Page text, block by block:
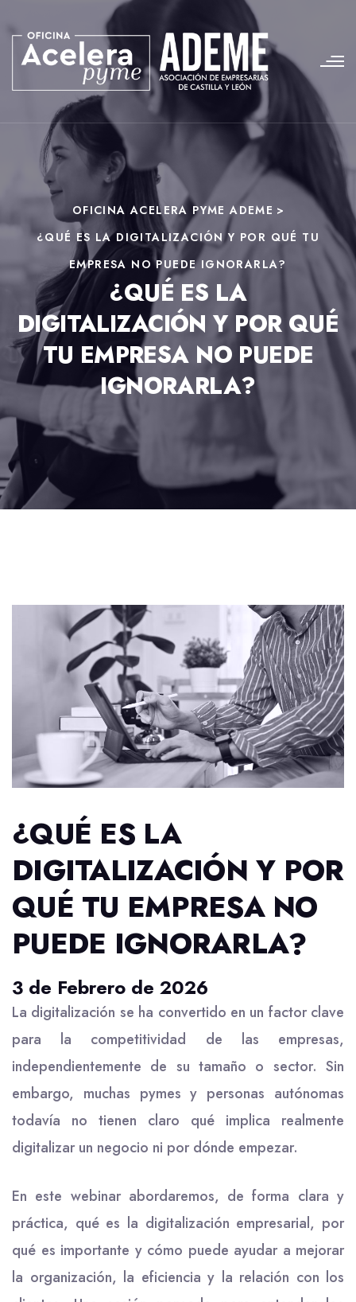
OFICINA ACELERA PYME ADEME >
¿QUÉ ES LA DIGITALIZACIÓN Y POR QUÉ TU
EMPRESA NO PUEDE IGNORARLA?
¿QUÉ ES LA
DIGITALIZACIÓN Y POR QUÉ
TU EMPRESA NO PUEDE
IGNORARLA?
¿QUÉ ES LA
DIGITALIZACIÓN Y POR
QUÉ TU EMPRESA NO
PUEDE IGNORARLA?
3 de Febrero de 2026
La digitalización se ha convertido en un factor clave
para la competitividad de las empresas,
independientemente de su tamaño o sector. Sin
embargo, muchas pymes y personas autónomas
todavía no tienen claro qué implica realmente
digitalizar un negocio ni por dónde empezar.
En este webinar abordaremos, de forma clara y
práctica, qué es la digitalización empresarial, por
qué es importante y cómo puede ayudar a mejorar
la organización, la eficiencia y la relación con los